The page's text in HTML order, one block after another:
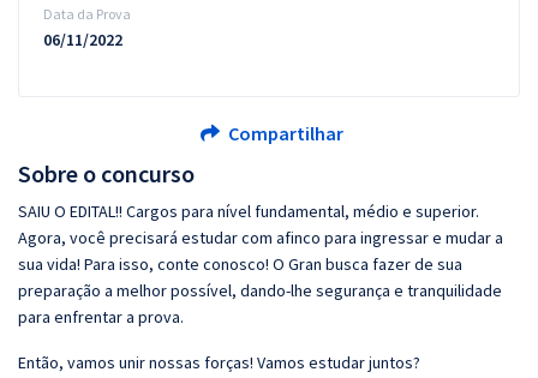
Sobre o concurso
SAIU O EDITAL!! Cargos para nível fundamental, médio e superior.
Agora, você precisará estudar com afinco para ingressar e mudar a
sua vida! Para isso, conte conosco! O Gran busca fazer de sua
preparação a melhor possível, dando-lhe segurança e tranquilidade
para enfrentar a prova.
Então, vamos unir nossas forças! Vamos estudar juntos?
Data da Prova
06/11/2022
Compartilhar